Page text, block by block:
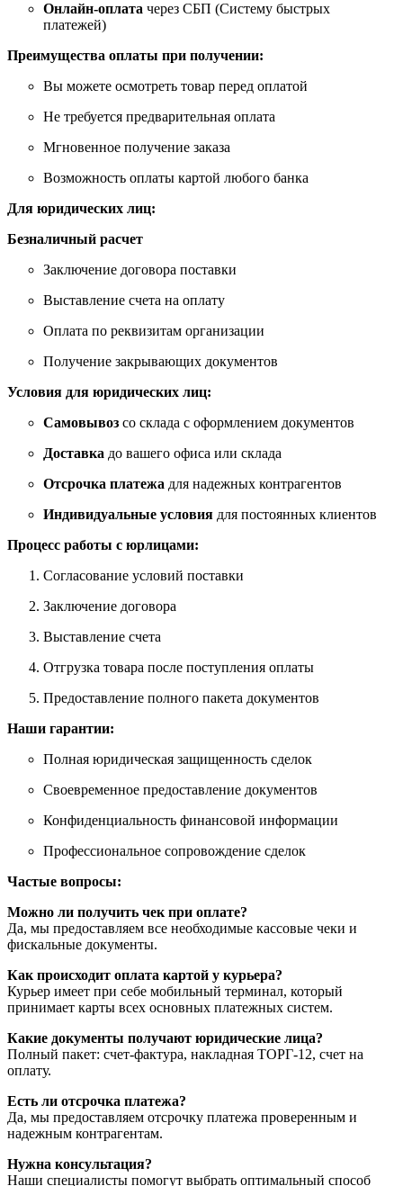
Онлайн-оплата через СБП (Систему быстрых
платежей)
Преимущества оплаты при получении:
Вы можете осмотреть товар перед оплатой
Не требуется предварительная оплата
Мгновенное получение заказа
Возможность оплаты картой любого банка
Для юридических лиц:
Безналичный расчет
Заключение договора поставки
Выставление счета на оплату
Оплата по реквизитам организации
Получение закрывающих документов
Условия для юридических лиц:
Самовывоз со склада с оформлением документов
Доставка до вашего офиса или склада
Отсрочка платежа для надежных контрагентов
Индивидуальные условия для постоянных клиентов
Процесс работы с юрлицами:
Согласование условий поставки
Заключение договора
Выставление счета
Отгрузка товара после поступления оплаты
Предоставление полного пакета документов
Наши гарантии:
Полная юридическая защищенность сделок
Своевременное предоставление документов
Конфиденциальность финансовой информации
Профессиональное сопровождение сделок
Частые вопросы:
Можно ли получить чек при оплате?
Да, мы предоставляем все необходимые кассовые чеки и
фискальные документы.
Как происходит оплата картой у курьера?
Курьер имеет при себе мобильный терминал, который
принимает карты всех основных платежных систем.
Какие документы получают юридические лица?
Полный пакет: счет-фактура, накладная ТОРГ-12, счет на
оплату.
Есть ли отсрочка платежа?
Да, мы предоставляем отсрочку платежа проверенным и
надежным контрагентам.
Нужна консультация?
Наши специалисты помогут выбрать оптимальный способ